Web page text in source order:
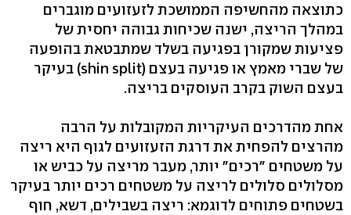
כתוצאה מהחשיפה הממושכת לזעזועים מוגברים
במהלך הריצה, ישנה שכיחות גבוהה יחסית של
פציעות שמקורן בפגיעה בשלד שמתבטאת בהופעה
של שברי מאמץ או פגיעה בעצם (shin split) בעיקר
בעצם השוק בקרב העוסקים בריצה.
אחת מהדרכים העיקריות המקובלות על הרבה
מהרצים להפחית את דרגת הזעזועים לגוף היא ריצה
על משטחים "רכים" יותר, מעבר מריצה על כביש או
מסלולים סלולים לריצה על משטחים רכים יותר בעיקר
בשטחים פתוחים לדוגמא: ריצה בשבילים, דשא, חוף